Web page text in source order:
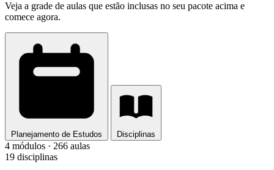
Veja a grade de aulas que estão inclusas no seu pacote acima e
comece agora.
Planejamento de Estudos Disciplinas
4 módulos · 266 aulas
19 disciplinas